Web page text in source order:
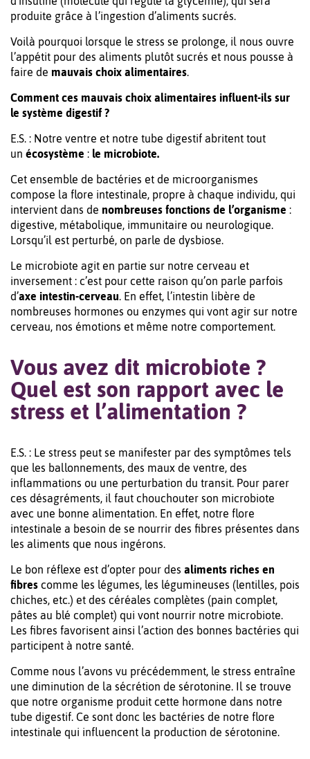
produite grâce à l’ingestion d’aliments sucrés.
Voilà pourquoi lorsque le stress se prolonge, il nous ouvre
l’appétit pour des aliments plutôt sucrés et nous pousse à
faire de mauvais choix alimentaires.
Comment ces mauvais choix alimentaires influent-ils sur
le système digestif ?
E.S. : Notre ventre et notre tube digestif abritent tout
un écosystème : le microbiote.
Cet ensemble de bactéries et de microorganismes
compose la flore intestinale, propre à chaque individu, qui
intervient dans de nombreuses fonctions de l’organisme :
digestive, métabolique, immunitaire ou neurologique.
Lorsqu’il est perturbé, on parle de dysbiose.
Le microbiote agit en partie sur notre cerveau et
inversement : c’est pour cette raison qu’on parle parfois
d’axe intestin-cerveau. En effet, l’intestin libère de
nombreuses hormones ou enzymes qui vont agir sur notre
cerveau, nos émotions et même notre comportement.
Vous avez dit microbiote ?
Quel est son rapport avec le
stress et l’alimentation ?
E.S. : Le stress peut se manifester par des symptômes tels
que les ballonnements, des maux de ventre, des
inflammations ou une perturbation du transit. Pour parer
ces désagréments, il faut chouchouter son microbiote
avec une bonne alimentation. En effet, notre flore
intestinale a besoin de se nourrir des fibres présentes dans
les aliments que nous ingérons.
Le bon réflexe est d’opter pour des aliments riches en
fibres comme les légumes, les légumineuses (lentilles, pois
chiches, etc.) et des céréales complètes (pain complet,
pâtes au blé complet) qui vont nourrir notre microbiote.
Les fibres favorisent ainsi l’action des bonnes bactéries qui
participent à notre santé.
Comme nous l’avons vu précédemment, le stress entraîne
une diminution de la sécrétion de sérotonine. Il se trouve
que notre organisme produit cette hormone dans notre
tube digestif. Ce sont donc les bactéries de notre flore
intestinale qui influencent la production de sérotonine.